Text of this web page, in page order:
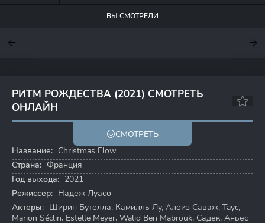
ВЫ СМОТРЕЛИ
РИТМ РОЖДЕСТВА (2021) СМОТРЕТЬ
ОНЛАЙН
СМОТРЕТЬ
Название: Christmas Flow
Страна: Франция
Год выхода: 2021
Режиссер: Надеж Луасо
Актеры: Ширин Бутелла, Камилль Лу, Алоиз Саваж, Tayc,
Marion Séclin, Estelle Meyer, Walid Ben Mabrouk, Садек, Аньес